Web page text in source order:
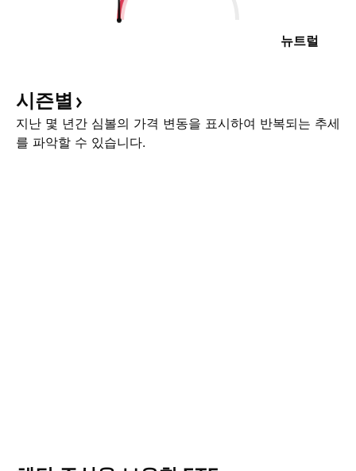
뉴트럴
시즌별
지난 몇 년간 심볼의 가격 변동을 표시하여 반복되는 추세
를 파악할 수 있습니다.